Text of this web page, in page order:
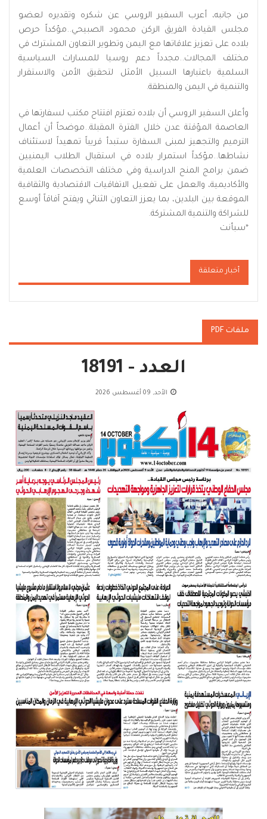
من جانبه، أعرب السفير الروسي عن شكره وتقديره لعضو
مجلس القيادة الفريق الركن محمود الصبيحي..مؤكداً حرص
بلاده على تعزيز علاقاتها مع اليمن وتطوير التعاون المشترك في
مختلف المجالات..مجدداً دعم روسيا للمسارات السياسية
السلمية باعتبارها السبيل الأمثل لتحقيق الأمن والاستقرار
والتنمية في اليمن والمنطقة.
وأعلن السفير الروسي أن بلاده تعتزم افتتاح مكتب لسفارتها في
العاصمة المؤقتة عدن خلال الفترة المقبلة..موضحاً أن أعمال
الترميم والتجهيز لمبنى السفارة ستبدأ قريباً تمهيداً لاستئناف
نشاطها..مؤكداً استمرار بلاده في استقبال الطلاب اليمنيين
ضمن برامج المنح الدراسية وفي مختلف التخصصات العلمية
والأكاديمية، والعمل على تفعيل الاتفاقيات الاقتصادية والثقافية
الموقعة بين البلدين، بما يعزز التعاون الثنائي ويفتح آفاقاً أوسع
للشراكة والتنمية المشتركة.
*سبأنت
أخبار متعلقة
ملفات PDF
العدد - 18191
الأحد, 09 أغسطس 2026